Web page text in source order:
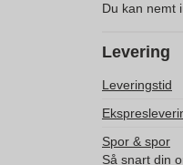
Du kan nemt
Levering
Leveringstid
Spor & spor
Så snart din